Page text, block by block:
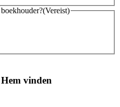
(Vereist)
vinden